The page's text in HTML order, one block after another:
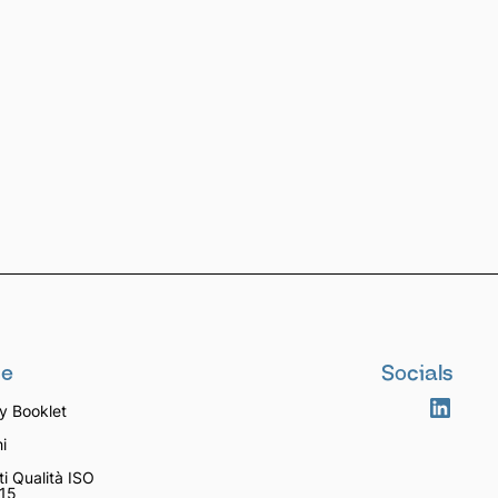
Booklet
Qualità ISO
Socials